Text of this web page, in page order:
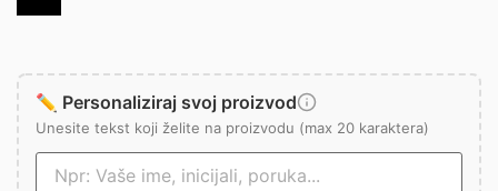
✏️ Personaliziraj svoj proizvod
Unesite tekst koji želite na proizvodu (max 20 karaktera)